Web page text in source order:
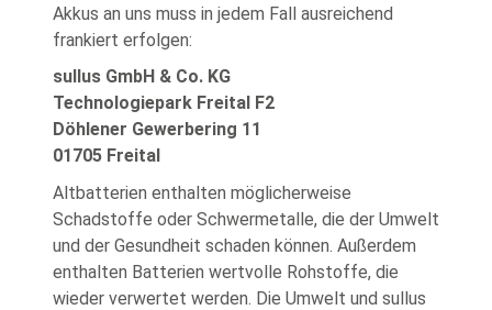
Akkus an uns muss in jedem Fall ausreichend
frankiert erfolgen:
sullus GmbH & Co. KG
Technologiepark Freital F2
Döhlener Gewerbering 11
01705 Freital
Altbatterien enthalten möglicherweise
Schadstoffe oder Schwermetalle, die der Umwelt
und der Gesundheit schaden können. Außerdem
enthalten Batterien wertvolle Rohstoffe, die
wieder verwertet werden. Die Umwelt und sullus